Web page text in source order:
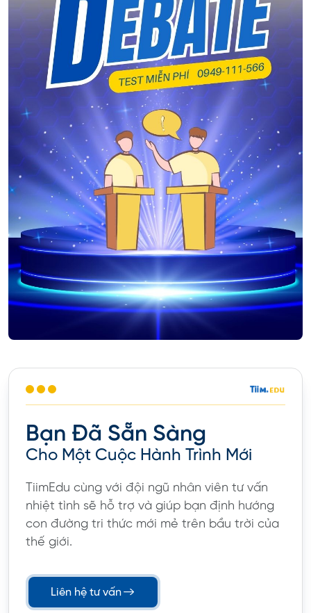
Bạn Đã Sẵn Sàng
Cho Một Cuộc Hành Trình Mới
TiimEdu cùng với đội ngũ nhân viên tư vấn
nhiệt tình sẽ hỗ trợ và giúp bạn định hướng
con đường tri thức mới mẻ trên bầu trời của
thế giới.
Liên hệ tư vấn